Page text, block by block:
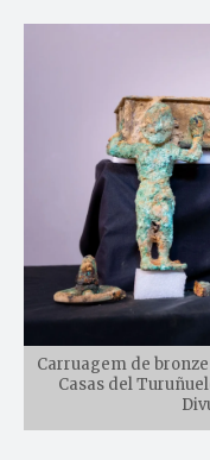
Carruagem de
Casas del